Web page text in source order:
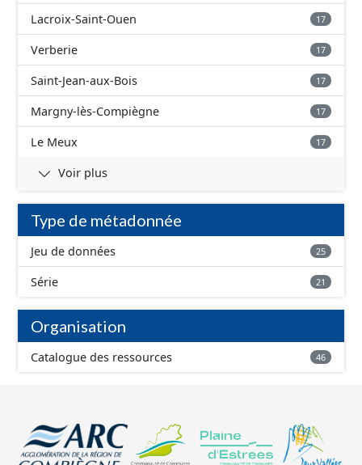
Lacroix-Saint-Ouen 17
Verberie 17
Saint-Jean-aux-Bois 17
Margny-lès-Compiègne 17
Le Meux 17
Voir plus
Type de métadonnée
Jeu de données 25
Série 21
Organisation
Catalogue des ressources 46